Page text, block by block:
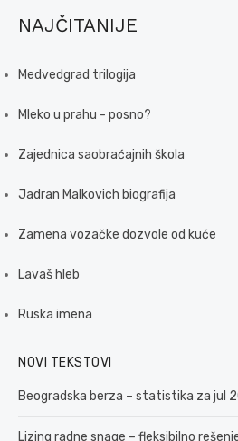
NAJČITANIJE
Medvedgrad trilogija
Mleko u prahu - posno?
Zajednica saobraćajnih škola
Jadran Malkovich biografija
Zamena vozačke dozvole od kuće
Lavaš hleb
Ruska imena
NOVI TEKSTOVI
Beogradska berza – statistika za jul
Lizing radne snage – fleksibilno